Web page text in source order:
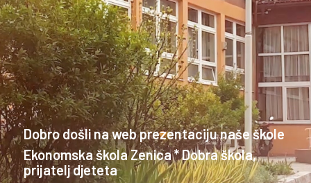
Dobro došli na web prezentaciju naše škole
Ekonomska škola Zenica * Dobra škola,
prijatelj djeteta